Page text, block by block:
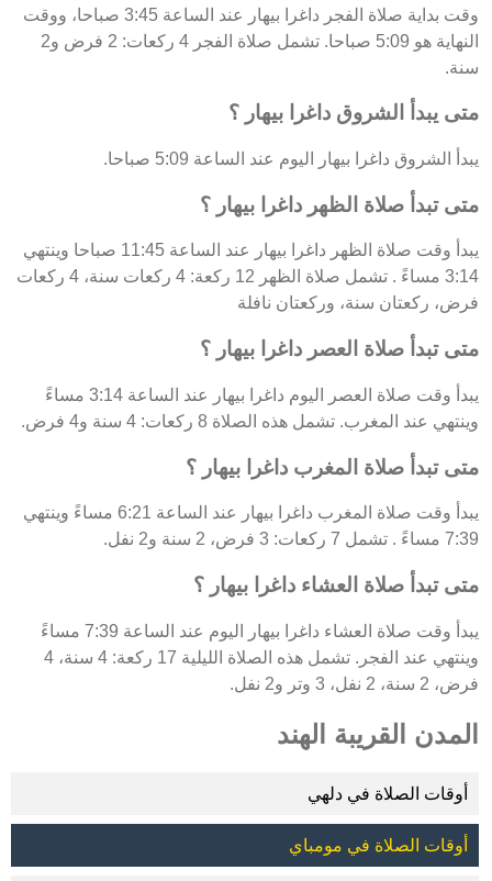
وقت بداية صلاة الفجر داغرا بيهار عند الساعة 3:45 صباحا، ووقت
النهاية هو 5:09 صباحا. تشمل صلاة الفجر 4 ركعات: 2 فرض و2
سنة.
متى يبدأ الشروق داغرا بيهار ؟
يبدأ الشروق داغرا بيهار اليوم عند الساعة 5:09 صباحا.
متى تبدأ صلاة الظهر داغرا بيهار ؟
يبدأ وقت صلاة الظهر داغرا بيهار عند الساعة 11:45 صباحا وينتهي
3:14 مساءً . تشمل صلاة الظهر 12 ركعة: 4 ركعات سنة، 4 ركعات
فرض، ركعتان سنة، وركعتان نافلة
متى تبدأ صلاة العصر داغرا بيهار ؟
يبدأ وقت صلاة العصر اليوم داغرا بيهار عند الساعة 3:14 مساءً
وينتهي عند المغرب. تشمل هذه الصلاة 8 ركعات: 4 سنة و4 فرض.
متى تبدأ صلاة المغرب داغرا بيهار ؟
يبدأ وقت صلاة المغرب داغرا بيهار عند الساعة 6:21 مساءً وينتهي
7:39 مساءً . تشمل 7 ركعات: 3 فرض، 2 سنة و2 نفل.
متى تبدأ صلاة العشاء داغرا بيهار ؟
يبدأ وقت صلاة العشاء داغرا بيهار اليوم عند الساعة 7:39 مساءً
وينتهي عند الفجر. تشمل هذه الصلاة الليلية 17 ركعة: 4 سنة، 4
فرض، 2 سنة، 2 نفل، 3 وتر و2 نفل.
المدن القريبة الهند
أوقات الصلاة في دلهي
أوقات الصلاة في مومباي